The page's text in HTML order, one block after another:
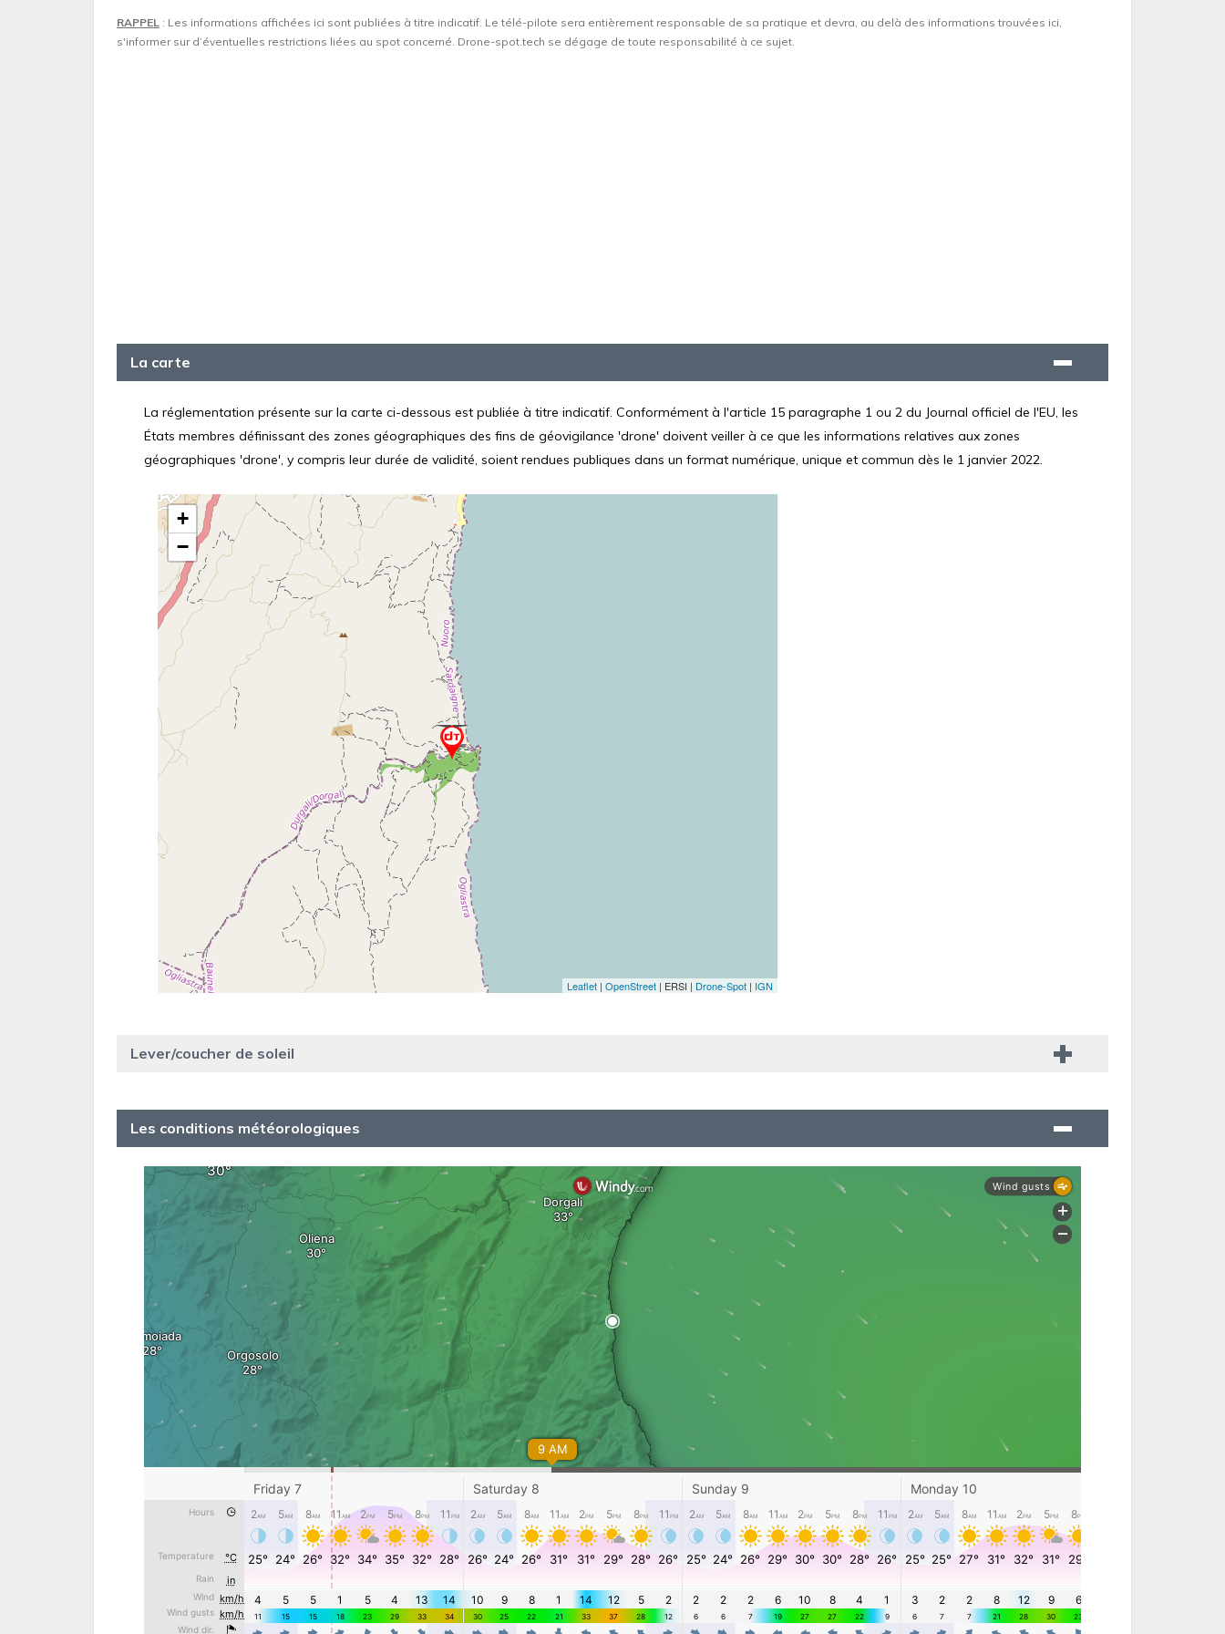
RAPPEL : Les informations affichées ici sont publiées à titre indicatif. Le télé-pilote sera entièrement responsable de sa pratique et devra, au delà des informations trouvées ici,
s'informer sur d’éventuelles restrictions liées au spot concerné. Drone-spot.tech se dégage de toute responsabilité à ce sujet.
La carte
La réglementation présente sur la carte ci-dessous est publiée à titre indicatif. Conformément à l'article 15 paragraphe 1 ou 2 du Journal officiel de l'EU, les
États membres définissant des zones géographiques des fins de géovigilance 'drone' doivent veiller à ce que les informations relatives aux zones
géographiques 'drone', y compris leur durée de validité, soient rendues publiques dans un format numérique, unique et commun dès le 1 janvier 2022.
Lever/coucher de soleil
Les conditions météorologiques